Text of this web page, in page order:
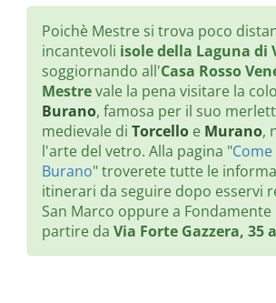
Poichè Mestre si trova poco
incantevoli isole della Laguna di
soggiornando all'Casa Rosso
Mestrevale la pena visitare la
Burano, famosa per il suo
medievale di Torcello e Murano,
l'arte del vetro. Alla pagina "
Burano" troverete tutte le
itinerari da seguire dopo esservi
San Marco oppure a Fondamente
partire da Via Forte Gazzera, 35